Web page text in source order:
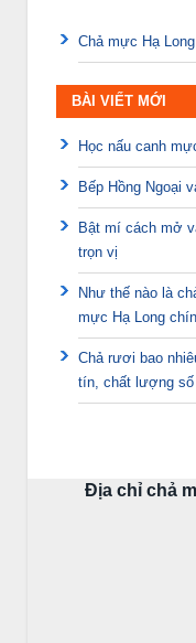
Chả mực Hạ
BÀI VIẾT MỚI
Học nấu canh
Bếp Hồng Ngoại
Bật mí cách mở
trọn vị
Như thế nào là
mực Hạ Long
Chả rươi bao
tín, chất lượng số
Địa chỉ chả